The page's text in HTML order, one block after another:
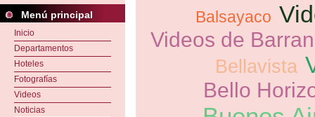
Menú principal
Inicio
Departamentos
Hoteles
Fotografías
Videos
Noticias
Balsayaco
Videos de
Bellavista
Bello